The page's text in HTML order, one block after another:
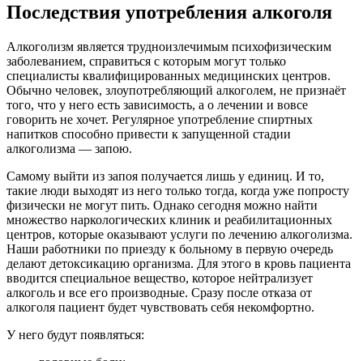
Последствия употребления алкоголя
Алкоголизм является трудноизлечимым психофизическим
заболеванием, справиться с которым могут только
специалисты квалифицированных медицинских центров.
Обычно человек, злоупотребляющий алкоголем, не признаёт
того, что у него есть зависимость, а о лечении и вовсе
говорить не хочет. Регулярное употребление спиртных
напитков способно привести к запущенной стадии
алкоголизма — запою.
Самому выйти из запоя получается лишь у единиц. И то,
такие люди выходят из него только тогда, когда уже попросту
физически не могут пить. Однако сегодня можно найти
множество наркологических клиник и реабилитационных
центров, которые оказывают услуги по лечению алкоголизма.
Наши работники по приезду к больному в первую очередь
делают детоксикацию организма. Для этого в кровь пациента
вводится специальное вещество, которое нейтрализует
алкоголь и все его производные. Сразу после отказа от
алкоголя пациент будет чувствовать себя некомфортно.
У него будут появляться: